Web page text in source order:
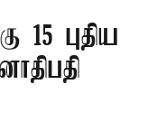
15 புதிய